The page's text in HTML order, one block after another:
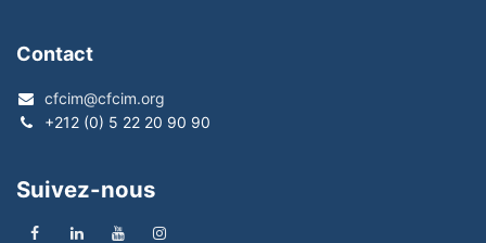
Contact
cfcim@cfcim.org
+212 (0) 5 22 20 90 90
Suivez-nous